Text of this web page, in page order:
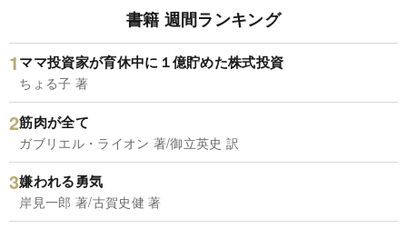
書籍 週間ランキング
ママ投資家が育休中に１億貯めた株式投資
ちょる子 著
筋肉が全て
ガブリエル・ライオン 著/御立英史 訳
嫌われる勇気
岸見一郎 著/古賀史健 著